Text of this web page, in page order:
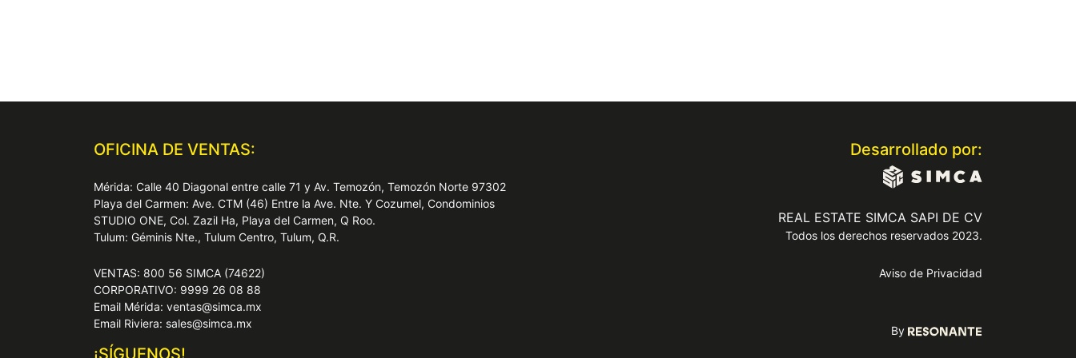
OFICINA DE VENTAS:
Mérida: Calle 40 Diagonal entre calle 71 y Av. Temozón, Temozón Norte 97302
Playa del Carmen: Ave. CTM (46) Entre la Ave. Nte. Y Cozumel, Condominios
STUDIO ONE, Col. Zazil Ha, Playa del Carmen, Q Roo.
Tulum: Géminis Nte., Tulum Centro, Tulum, Q.R.
VENTAS: 800 56 SIMCA (74622)
CORPORATIVO: 9999 26 08 88
Email Mérida: ventas@simca.mx
Email Riviera: sales@simca.mx
¡SÍGUENOS!
Desarrollado por:
REAL ESTATE SIMCA SAPI DE CV
Todos los derechos reservados 2023.
Aviso de Privacidad
By